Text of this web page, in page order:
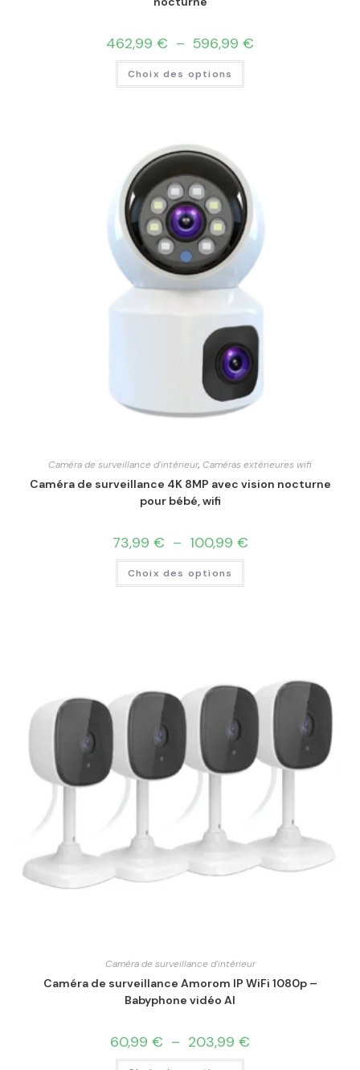
462,99 € – 596,99 €
Choix des options
Caméra de surveillance d'intérieur, Caméras extérieures wifi
Caméra de surveillance 4K 8MP avec vision nocturne
pour bébé, wifi
73,99 € – 100,99 €
Choix des options
Caméra de surveillance d'intérieur
Caméra de surveillance Amorom IP WiFi 1080p –
Babyphone vidéo AI
60,99 € – 203,99 €